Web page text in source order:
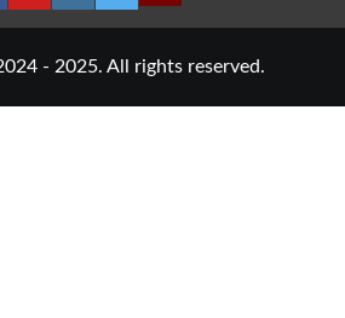
- 2025. All rights reserved.